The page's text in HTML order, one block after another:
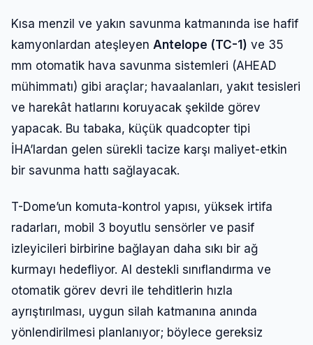
Kısa menzil ve yakın savunma katmanında ise hafif
kamyonlardan ateşleyen Antelope (TC-1) ve 35
mm otomatik hava savunma sistemleri (AHEAD
mühimmatı) gibi araçlar; havaalanları, yakıt tesisleri
ve harekât hatlarını koruyacak şekilde görev
yapacak. Bu tabaka, küçük quadcopter tipi
İHA’lardan gelen sürekli tacize karşı maliyet-etkin
bir savunma hattı sağlayacak.
T-Dome’un komuta-kontrol yapısı, yüksek irtifa
radarları, mobil 3 boyutlu sensörler ve pasif
izleyicileri birbirine bağlayan daha sıkı bir ağ
kurmayı hedefliyor. AI destekli sınıflandırma ve
otomatik görev devri ile tehditlerin hızla
ayrıştırılması, uygun silah katmanına anında
yönlendirilmesi planlanıyor; böylece gereksiz